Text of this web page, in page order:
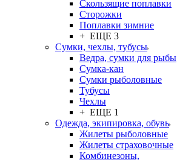
Скользящие поплавки
Сторожки
Поплавки зимние
+ ЕЩЕ 3
Сумки, чехлы, тубусы
Ведра, сумки для рыбы
Сумка-кан
Сумки рыболовные
Тубусы
Чехлы
+ ЕЩЕ 1
Одежда, экипировка, обувь
Жилеты рыболовные
Жилеты страховочные
Комбинезоны,